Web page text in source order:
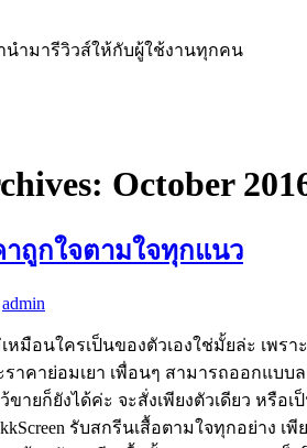
นำมารีวิวส์ให้กับผู้ใช้งานทุกคน
October
าถูกใจตามใจทุกแนว
admin
หมือนใครเป็นของตัวเองใช่มั้ยล่ะ เพร
าคาย่อมเยา เพื่อนๆ สามารถออกแบ
ายก็ยังได้ค่ะ จะสั่งเพียงตัวเดียว หรือ
รับสกรีนเสื้อตามใจทุกอย่าง